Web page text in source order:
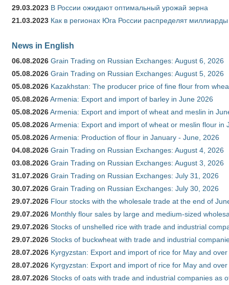
29.03.2023 В России ожидают оптимальный урожай зерна
21.03.2023 Как в регионах Юга России распределят
News in English
06.08.2026 Grain Trading on Russian Exchanges: August 6, 2026
05.08.2026 Grain Trading on Russian Exchanges: August 5, 2026
05.08.2026 Kazakhstan: The producer price of fine flour from
05.08.2026Armenia: Export and import of barley in June 2026
05.08.2026Armenia: Export and import of wheat and meslin in
05.08.2026Armenia: Export and import of wheat or meslin flour in
05.08.2026Armenia: Production of flour in January - June, 2026
04.08.2026 Grain Trading on Russian Exchanges: August 4, 2026
03.08.2026 Grain Trading on Russian Exchanges: August 3, 2026
31.07.2026 Grain Trading on Russian Exchanges: July 31, 2026
30.07.2026 Grain Trading on Russian Exchanges: July 30, 2026
29.07.2026 Flour stocks with the wholesale trade at the end of
29.07.2026 Monthly flour sales by large and medium-sized
29.07.2026 Stocks of unshelled rice with trade and industrial
29.07.2026 Stocks of buckwheat with trade and industrial
28.07.2026 Kyrgyzstan: Export and import of rice for May and
28.07.2026 Kyrgyzstan: Export and import of rice for May and
28.07.2026 Stocks of oats with trade and industrial companies as